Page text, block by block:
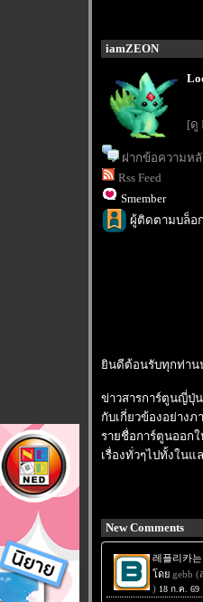
iamZEON
[ดู
ฝากข้อความห
Rss Feed
Smember
ผู้ติดตามบล็อ
นดีต้อนรับทุกท่าน
ข่าวสารการ์ตูนญี่ปุ่น
กับเกี่ยวข้องอย่างภ
รายชื่อการ์ตูนออก
เรื่องทั่วๆไปทั้งในแ
New Comments